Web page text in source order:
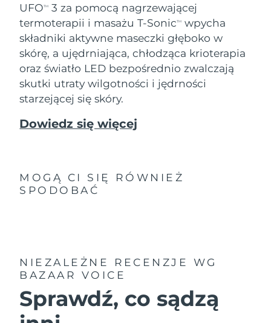
UFOTM
3 za pomocą nagrzewającej
termoterapii i masażu T-SonicTM
wpycha
składniki aktywne maseczki głęboko w
skórę, a ujędrniająca, chłodząca krioterapia
oraz światło LED bezpośrednio zwalczają
skutki utraty wilgotności i jędrności
starzejącej się skóry.
Dowiedz się więcej
MOGĄ CI SIĘ RÓWNIEŻ
SPODOBAĆ
NIEZALEŻNE RECENZJE
WG
BAZAAR VOICE
Sprawdź, co sądzą
Wietnam
Oczekiwany czas dostawy
8/17/26